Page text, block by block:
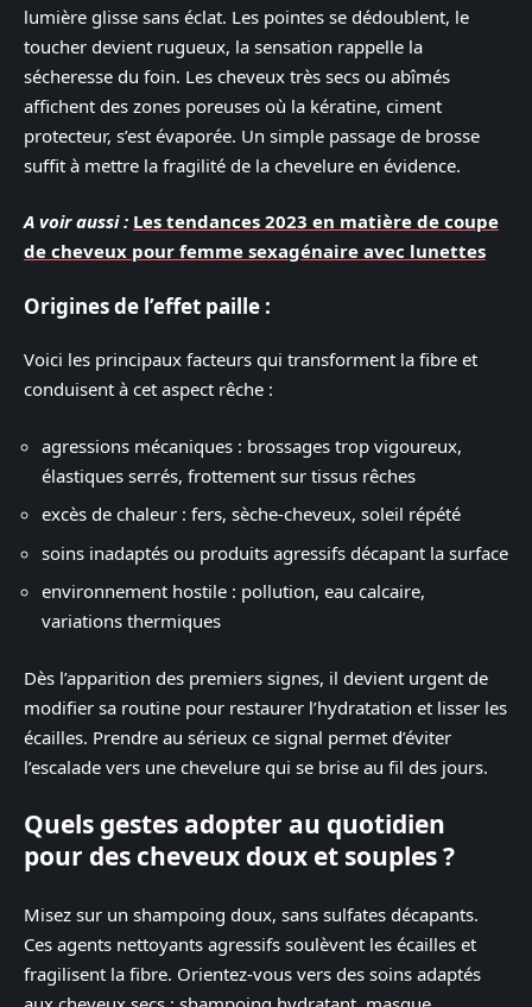
lumière glisse sans éclat. Les pointes se dédoublent, le
toucher devient rugueux, la sensation rappelle la
sécheresse du foin. Les cheveux très secs ou abîmés
affichent des zones poreuses où la kératine, ciment
protecteur, s’est évaporée. Un simple passage de brosse
suffit à mettre la fragilité de la chevelure en évidence.
A voir aussi : Les tendances 2023 en matière de coupe
de cheveux pour femme sexagénaire avec lunettes
Origines de l’effet paille :
Voici les principaux facteurs qui transforment la fibre et
conduisent à cet aspect rêche :
agressions mécaniques : brossages trop vigoureux,
élastiques serrés, frottement sur tissus rêches
excès de chaleur : fers, sèche-cheveux, soleil répété
soins inadaptés ou produits agressifs décapant la surface
environnement hostile : pollution, eau calcaire,
variations thermiques
Dès l’apparition des premiers signes, il devient urgent de
modifier sa routine pour restaurer l’hydratation et lisser les
écailles. Prendre au sérieux ce signal permet d’éviter
l’escalade vers une chevelure qui se brise au fil des jours.
Quels gestes adopter au quotidien
pour des cheveux doux et souples ?
Misez sur un shampoing doux, sans sulfates décapants.
Ces agents nettoyants agressifs soulèvent les écailles et
fragilisent la fibre. Orientez-vous vers des soins adaptés